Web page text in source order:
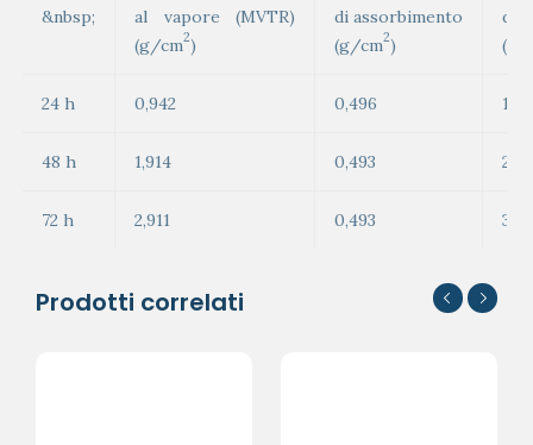
&nbsp;
al vapore (MVTR)
(g/cm2)
di assorbimento
(g/cm2)
di
(g/
24 h 0,942 0,496
48 h 1,914 0,493
72 h 2,911 0,493
Prodotti correlati